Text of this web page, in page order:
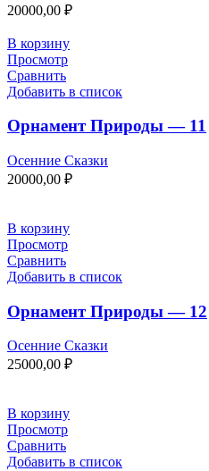
20000,00 ₽
В корзину
Просмотр
Сравнить
Добавить в список
Орнамент Природы — 11
Осенние Сказки
20000,00 ₽
В корзину
Просмотр
Сравнить
Добавить в список
Орнамент Природы — 12
Осенние Сказки
25000,00 ₽
В корзину
Просмотр
Сравнить
Добавить в список